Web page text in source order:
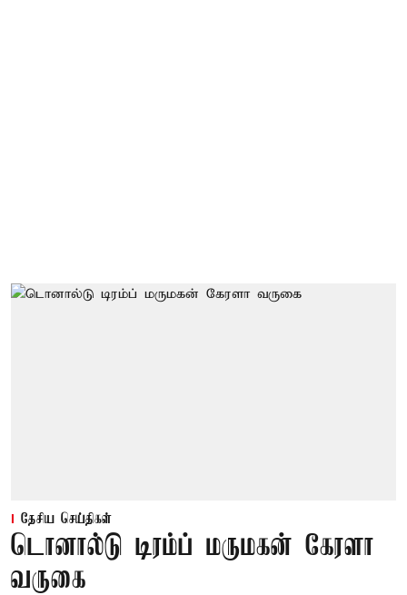
தேசிய செய்திகள்
டொனால்டு டிரம்ப் மருமகன் கேரளா
வருகை